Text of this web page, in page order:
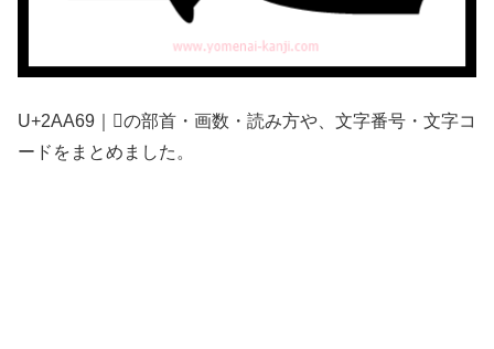
U+2AA69｜𪩩の部首・画数・読み方や、文字番号・文字コ
ードをまとめました。